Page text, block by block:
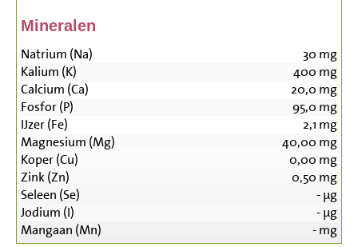
Mineralen
Natrium (Na) 30 mg
Kalium (K)
400 mg
Calcium (Ca)
20,0 mg
Fosfor (P)
95,0 mg
IJzer (Fe)
2,1 mg
Magnesium (Mg)
40,00 mg
Koper (Cu)
0,00 mg
Zink (Zn)
0,50 mg
Seleen (Se)
-µg
Jodium (I)
-µg
Mangaan (Mn)
-mg